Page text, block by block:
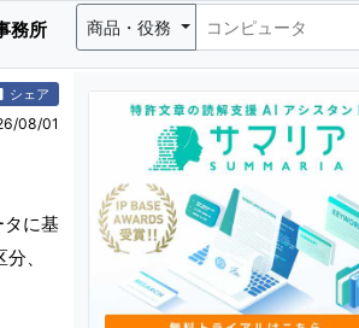
務所 商品・役務
シェア
08/01
タに基
、